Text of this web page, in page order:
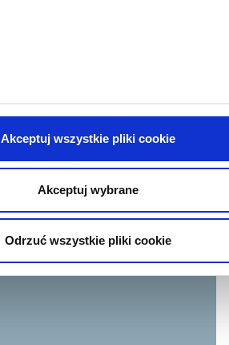
Akceptuj wszystkie pliki cookie
Akceptuj wybrane
Odrzuć wszystkie pliki cookie